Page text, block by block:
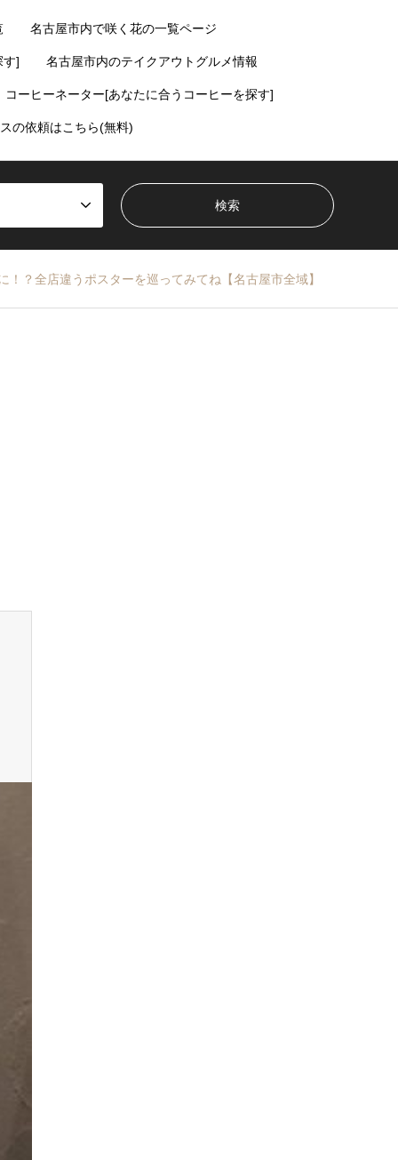
名古屋市内で咲く花の一覧ページ
す] 名古屋市内のテイクアウトグルメ情報
コーヒーネーター[あなたに合うコーヒーを探す]
の依頼はこちら(無料)
！？全店違うポスターを巡ってみてね【名古屋市全域】